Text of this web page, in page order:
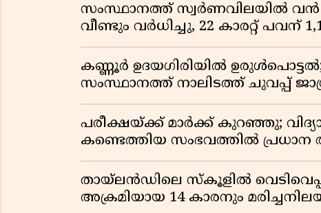
സംസ്ഥാനത്ത് സ്വർണവിലയിൽ വൻ
വീണ്ടും വർധിച്ചു, 22 കാരറ്റ് പവന്
കണ്ണൂർ ഉദയഗിരിയിൽ ഉരുൾപൊട്ടൽ;
സംസ്ഥാനത്ത് നാലിടത്ത് ചുവപ്പ്
പരീക്ഷയ്ക്ക് മാർക്ക് കുറഞ്ഞു;
കണ്ടെത്തിയ സംഭവത്തിൽ പ്രധാന
തായ്‌ലൻഡിലെ സ്‌കൂളിൽ
അക്രമിയായ 14 കാരനും